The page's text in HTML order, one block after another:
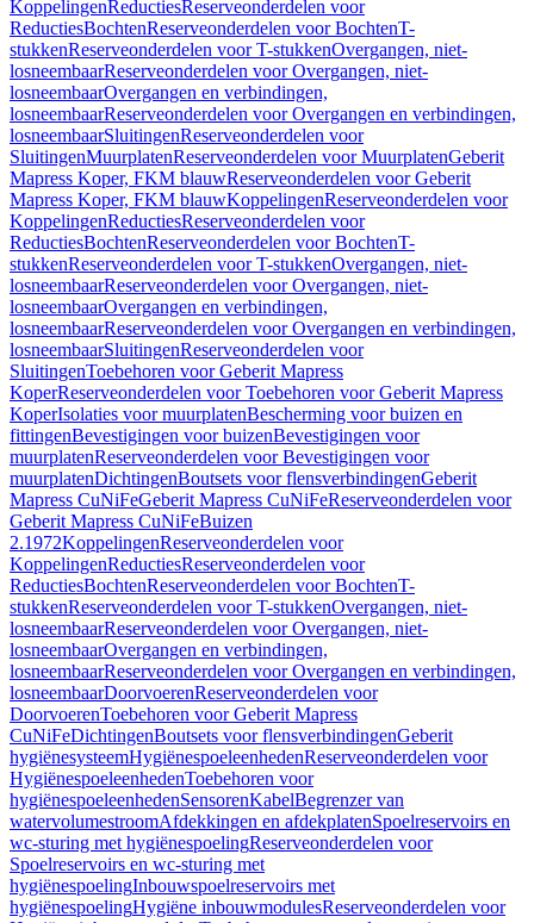
KoppelingenReductiesReserveonderdelen voor
ReductiesBochtenReserveonderdelen voor BochtenT-
stukkenReserveonderdelen voor T-stukkenOvergangen, niet-
losneembaarReserveonderdelen voor Overgangen, niet-
losneembaarOvergangen en verbindingen,
losneembaarReserveonderdelen voor Overgangen en verbindingen,
losneembaarSluitingenReserveonderdelen voor
SluitingenMuurplatenReserveonderdelen voor MuurplatenGeberit
Mapress Koper, FKM blauwReserveonderdelen voor Geberit
Mapress Koper, FKM blauwKoppelingenReserveonderdelen voor
KoppelingenReductiesReserveonderdelen voor
ReductiesBochtenReserveonderdelen voor BochtenT-
stukkenReserveonderdelen voor T-stukkenOvergangen, niet-
losneembaarReserveonderdelen voor Overgangen, niet-
losneembaarOvergangen en verbindingen,
losneembaarReserveonderdelen voor Overgangen en verbindingen,
losneembaarSluitingenReserveonderdelen voor
SluitingenToebehoren voor Geberit Mapress
KoperReserveonderdelen voor Toebehoren voor Geberit Mapress
KoperIsolaties voor muurplatenBescherming voor buizen en
fittingenBevestigingen voor buizenBevestigingen voor
muurplatenReserveonderdelen voor Bevestigingen voor
muurplatenDichtingenBoutsets voor flensverbindingenGeberit
Mapress CuNiFeGeberit Mapress CuNiFeReserveonderdelen voor
Geberit Mapress CuNiFeBuizen
2.1972KoppelingenReserveonderdelen voor
KoppelingenReductiesReserveonderdelen voor
ReductiesBochtenReserveonderdelen voor BochtenT-
stukkenReserveonderdelen voor T-stukkenOvergangen, niet-
losneembaarReserveonderdelen voor Overgangen, niet-
losneembaarOvergangen en verbindingen,
losneembaarReserveonderdelen voor Overgangen en verbindingen,
losneembaarDoorvoerenReserveonderdelen voor
DoorvoerenToebehoren voor Geberit Mapress
CuNiFeDichtingenBoutsets voor flensverbindingenGeberit
hygiënesysteemHygiënespoeleenhedenReserveonderdelen voor
HygiënespoeleenhedenToebehoren voor
hygiënespoeleenhedenSensorenKabelBegrenzer van
watervolumestroomAfdekkingen en afdekplatenSpoelreservoirs en
wc-sturing met hygiënespoelingReserveonderdelen voor
Spoelreservoirs en wc-sturing met
hygiënespoelingInbouwspoelreservoirs met
hygiënespoelingHygiëne inbouwmodulesReserveonderdelen voor